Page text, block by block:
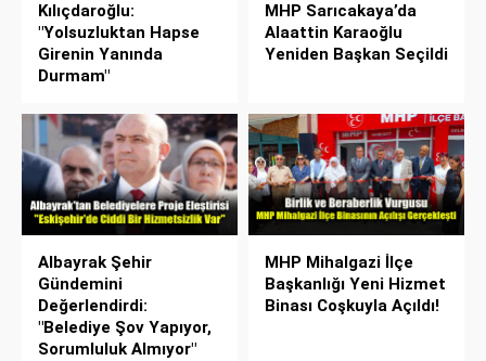
Kılıçdaroğlu:
"Yolsuzluktan Hapse
Girenin Yanında
Durmam"
MHP Sarıcakaya’da
Alaattin Karaoğlu
Yeniden Başkan Seçildi
Albayrak Şehir
Gündemini
Değerlendirdi:
"Belediye Şov Yapıyor,
Sorumluluk Almıyor"
MHP Mihalgazi İlçe
Başkanlığı Yeni Hizmet
Binası Coşkuyla Açıldı!